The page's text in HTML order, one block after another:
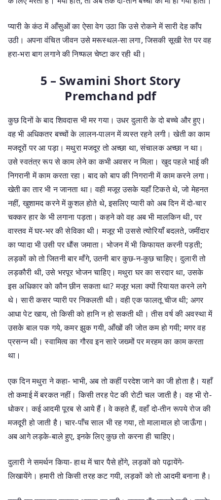
प्यारी के कंठ में आँसुओं का ऐसा वेग उठा कि उसे रोकने में सारी देह काँप
उठी। अपना वंचित जीवन उसे मरूस्थल-सा लगा, जिसकी सूखी रेत पर वह
हरा-भरा बाग लगाने की निष्फल चेष्टा कर रही थी।
5 – Swamini Short Story
Premchand pdf
कुछ दिनों के बाद शिवदास भी मर गया। उधर दुलारी के दो बच्चे और हुए।
वह भी अधिकतर बच्चों के लालन-पालन में व्यस्त रहने लगी। खेती का काम
मजदूरों पर आ पड़ा। मथुरा मजदूर तो अच्छा था, संचालक अच्छा न था।
उसे स्वतंत्र रूप से काम लेने का कभी अवसर न मिला। खुद पहले भाई की
निगरानी में काम करता रहा। बाद को बाप की निगरानी में काम करने लगा।
खेती का तार भी न जानता था। वही मजूर उसके यहाँ टिकते थे, जो मेहनत
नहीं, खुशामद करने में कुशल होते थे, इसलिए प्यारी को अब दिन में दो-चार
चक्कर हार के भी लगाना पड़ता। कहने को वह अब भी मालकिन थी, पर
वास्तव में घर-भर की सेविका थी। मजूर भी उससे त्योरियाँ बदलते, जमींदार
का प्यादा भी उसी पर धौंस जमाता। भोजन में भी किफायत करनी पड़ती;
लड़कों को तो जितनी बार माँगे, उतनी बार कुछ-न-कुछ चाहिए। दुलारी तो
लड़कौरी थी, उसे भरपूर भोजन चाहिए। मथुरा घर का सरदार था, उसके
इस अधिकार को कौन छीन सकता था? मजूर भला क्यों रियायत करने लगे
थे। सारी कसर प्यारी पर निकलती थी। वही एक फालतू चीज थी; अगर
आधा पेट खाय, तो किसी को हानि न हो सकती थी। तीस वर्ष की अवस्था में
उसके बाल पक गये, कमर झुक गयी, आँखों की जोत कम हो गयी; मगर वह
प्रसन्न थी। स्वामित्व का गौरव इन सारे जख्मों पर मरहम का काम करता
था।
एक दिन मथुरा ने कहा- भाभी, अब तो कहीं परदेश जाने का जी होता है। यहाँ
तो कमाई में बरकत नहीं। किसी तरह पेट की रोटी चल जाती है। वह भी रो-
धोकर। कई आदमी पूरब से आये हैं। वे कहते हैं, वहाँ दो-तीन रूपये रोज की
मजदूरी हो जाती है। चार-पाँच साल भी रह गया, तो मालामाल हो जाऊँगा।
अब आगे लड़के-बाले हुए, इनके लिए कुछ तो करना ही चाहिए।
दुलारी ने समर्थन किया- हाथ में चार पैसे होंगे, लड़कों को पढ़ायेंगे-
लिखायेंगे। हमारी तो किसी तरह कट गयी, लड़कों को तो आदमी बनाना है।